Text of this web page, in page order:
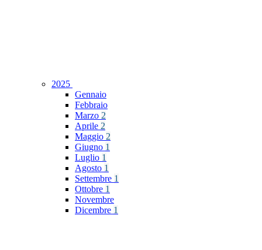
2025
Gennaio
Febbraio
Marzo 2
Aprile 2
Maggio 2
Giugno 1
Luglio 1
Agosto 1
Settembre 1
Ottobre 1
Novembre
Dicembre 1